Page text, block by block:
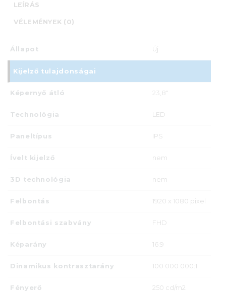
LEÍRÁS
VÉLEMÉNYEK (0)
Állapot Új
Kijelző tulajdonságai
Képernyő átló 23,8"
Technológia LED
Paneltípus IPS
Ívelt kijelző nem
3D technológia nem
Felbontás 1920 x 1080 pixel
Felbontási szabvány FHD
Képarány 16:9
Dinamikus kontrasztarány 100 000 000:1
Fényerő 250 cd/m2